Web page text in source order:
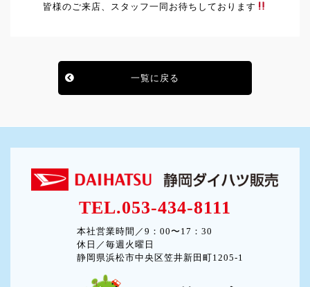
皆様のご来店、スタッフ一同お待ちしております
一覧に戻る
TEL.053-434-8111
本社営業時間／9：00〜17：30
休日／毎週火曜日
静岡県浜松市中央区笠井新田町1205-1